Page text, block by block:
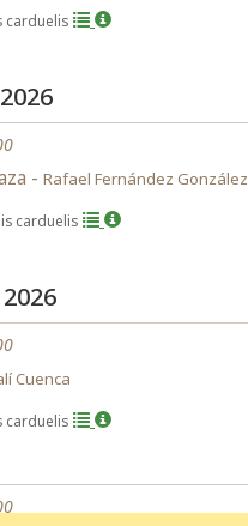
carduelis
- Rafael Fernández González
carduelis
Cuenca
carduelis